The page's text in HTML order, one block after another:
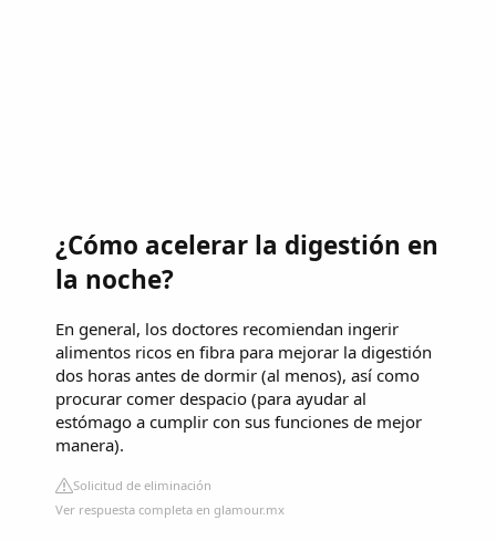
¿Cómo acelerar la digestión en
la noche?
En general, los doctores recomiendan ingerir
alimentos ricos en fibra para mejorar la digestión
dos horas antes de dormir (al menos), así como
procurar comer despacio (para ayudar al
estómago a cumplir con sus funciones de mejor
manera).
Solicitud de eliminación
Ver respuesta completa en glamour.mx